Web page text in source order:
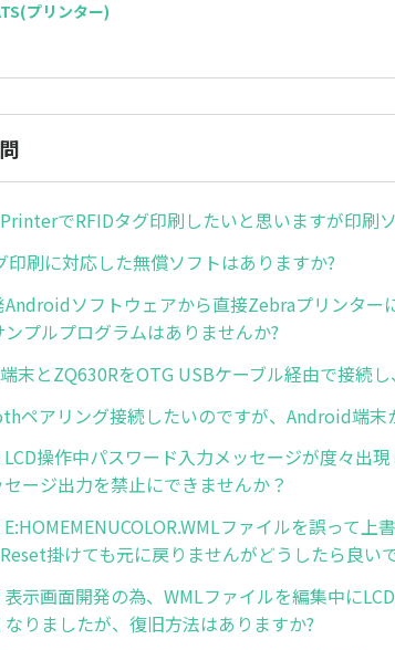
プリンター)
でRFIDタグ印刷したいと思いますが印刷
印刷に対応した無償ソフトはありますか?
Androidソフトウェアから直接Zebraプリンター
プルプログラムはありませんか?
末とZQ630RをOTG USBケーブル経由で接続
ペアリング接続したいのですが、Android端末
LCD操作中パスワード入力メッセージが度々出
ージ出力を禁止にできませんか？
ファイルを誤って上
掛けても元に戻りませんがどうしたら良い
表示画面開発の為、WMLファイルを編集中に
りましたが、復旧方法はありますか?